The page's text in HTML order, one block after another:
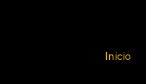
Inicio